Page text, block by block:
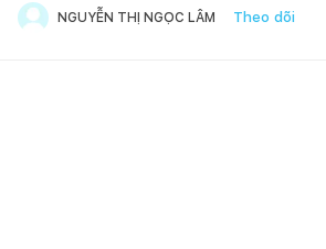
NGUYỄN THỊ NGỌC LÂM Theo dõi